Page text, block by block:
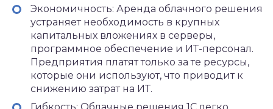
Экономичность: Аренда облачного решения
устраняет необходимость в крупных
капитальных вложениях в серверы,
программное обеспечение и ИТ-персонал.
Предприятия платят только за те ресурсы,
которые они используют, что приводит к
снижению затрат на ИТ.